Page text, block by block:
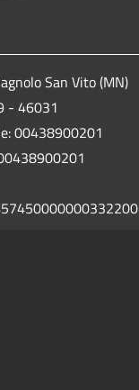
San Vito (MN)
- 46031
00438900201